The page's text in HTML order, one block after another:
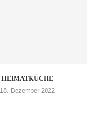
HEIMATKÜCHE
18. Dezember 2022